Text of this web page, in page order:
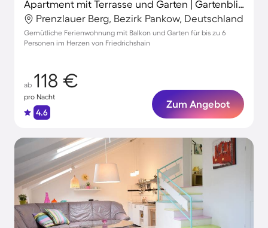
Apartment mit Terrasse und Garten | Gartenblick | Ideal für Homeoffice
Prenzlauer Berg, Bezirk Pankow, Deutschland
Gemütliche Ferienwohnung mit Balkon und Garten für bis zu 6
Personen im Herzen von Friedrichshain
ab 118 €
pro Nacht
4.6
Zum Angebot